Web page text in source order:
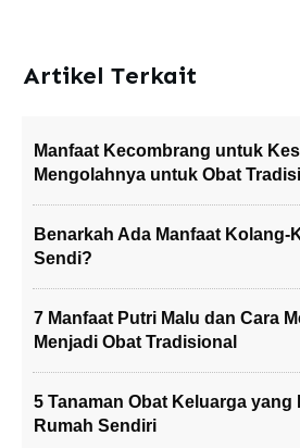
Artikel Terkait
Manfaat Kecombrang untuk
Mengolahnya untuk Obat
Benarkah Ada Manfaat
Sendi?
7 Manfaat Putri Malu dan Cara
Menjadi Obat Tradisional
5 Tanaman Obat Keluarga yang
Rumah Sendiri